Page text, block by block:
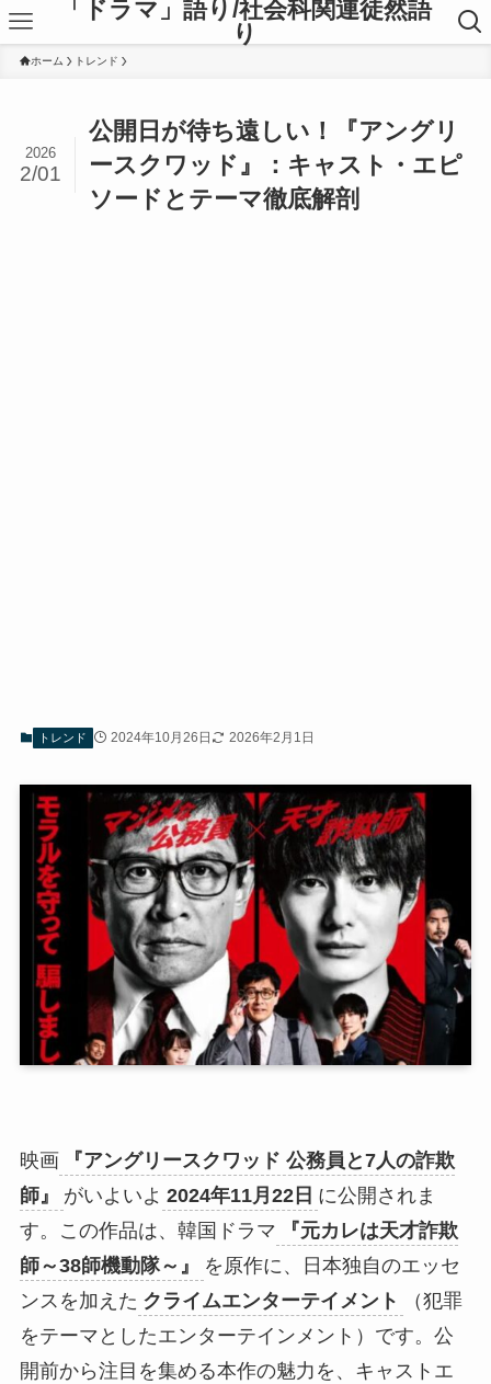
「ドラマ」語り/社会科関連徒然語
り
ホーム トレンド
公開日が待ち遠しい！『アングリ
ースクワッド』：キャスト・エピ
ソードとテーマ徹底解剖
2026
2/01
トレンド 2024年10月26日 2026年2月1日
映画
『アングリースクワッド 公務員と7人の詐欺
師』
がいよいよ 2024年11月22日 に公開されま
す。この作品は、韓国ドラマ
『元カレは天才詐欺
師～38師機動隊～』
を原作に、日本独自のエッセ
ンスを加えた クライムエンターテイメント
（犯罪
をテーマとしたエンターテインメント）です。公
開前から注目を集める本作の魅力を、キャストエ